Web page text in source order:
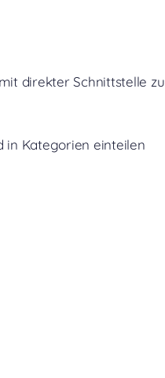
direkter Schnittstelle zu
in Kategorien einteilen